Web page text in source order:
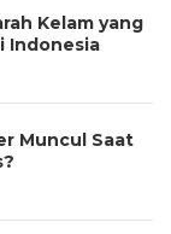
Kelam yang
Indonesia
Muncul Saat